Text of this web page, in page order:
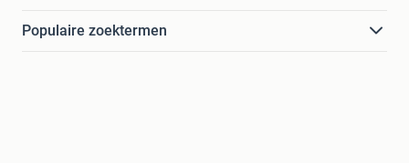
Populaire zoektermen